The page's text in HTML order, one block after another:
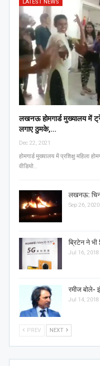
LATEST NEWS
लखनऊ होमगार्ड मुख्यालय में
लगाए ठुमके,…
Dec 22, 2021
होमगार्ड मुख्यालय में प्रशिक्षु महिला
वीडियो…
लखनऊ:
Sep 26, 2020
ब्रिटेन ने
Jul 16, 2018
रमीज बोले-
Jul 14, 2018
PREV NEXT